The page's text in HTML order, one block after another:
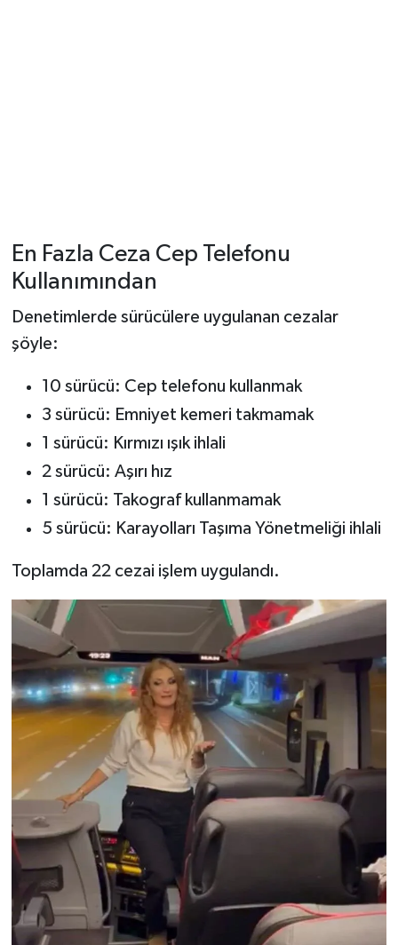
En Fazla Ceza Cep Telefonu
Kullanımından
Denetimlerde sürücülere uygulanan cezalar
şöyle:
10 sürücü: Cep telefonu kullanmak
3 sürücü: Emniyet kemeri takmamak
1 sürücü: Kırmızı ışık ihlali
2 sürücü: Aşırı hız
1 sürücü: Takograf kullanmamak
5 sürücü: Karayolları Taşıma Yönetmeliği ihlali
Toplamda 22 cezai işlem uygulandı.